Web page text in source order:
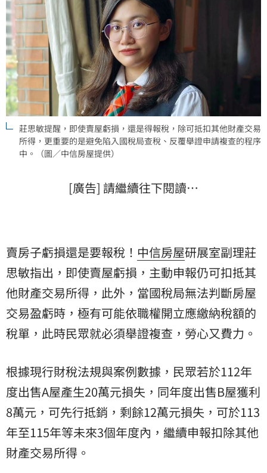
莊思敏提醒，即使賣屋虧損，還是得報稅，除可抵扣其他財產交易
所得，更重要的是避免陷入國稅局查稅、反覆舉證申請複查的程序
中。（圖／中信房屋提供）
[廣告] 請繼續往下閱讀…
賣房子虧損還是要報稅！ 中信房屋研展室副理莊
思敏指出，即使賣屋虧損，主動申報仍可扣抵其
他財產交易所得，此外，當國稅局無法判斷房屋
交易盈虧時，極有可能依職權開立應繳納稅額的
稅單，此時民眾就必須舉證複查，勞心又費力。
根據現行財稅法規與案例數據，民眾若於112年
度出售A屋產生20萬元損失，同年度出售B屋獲利
8萬元，可先行抵銷，剩餘12萬元損失，可於113
年至115年等未來3個年度內，繼續申報扣除其他
財產交易所得。